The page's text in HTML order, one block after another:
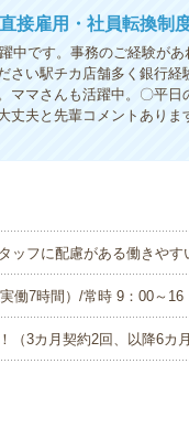
雇用・社員転換制
中です。事務のご経験が
さい駅チカ店舗多く銀行
ママさんも活躍中。〇平
丈夫と先輩コメントあり
フに配慮がある働きやす
働7時間）/常時 9：00～16
3カ月契約2回、以降6カ月